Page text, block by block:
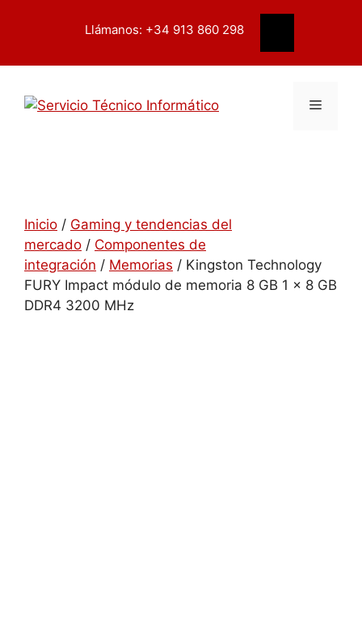
Buscar
Llámanos: +34 913 860 298
Menú
Inicio / Gaming y tendencias del
mercado / Componentes de
integración / Memorias / Kingston Technology
FURY Impact módulo de memoria 8 GB 1 x 8 GB
DDR4 3200 MHz